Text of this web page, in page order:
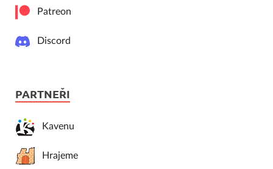
Patreon
Discord
PARTNEŘI
Kavenu
Hrajeme